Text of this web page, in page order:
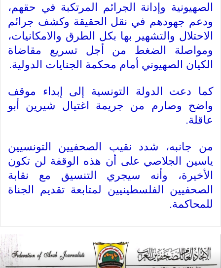
الصهيونية وإدانة الجرائم المرتكبة في حقهم،
ودعم جهودهم في نقل الحقيقة وكشف جرائم
الاحتلال والتشهير بها بكل الطرق والامكانيات،
ومواصلة الضغط من أجل تسريع مقاضاة
الكيان الصهيوني أمام محكمة الجنايات الدولية.
كما دعت الدولة التونسية إلى إبداء موقف
واضح وصارم من جريمة اغتيال شيرين أبو
عاقلة.
من جانبه، شدد نقيب الصحفيين التونسيين
ياسين الجلاصي على أن هذه الوقفة لن تكون
الأخيرة، وأنه سيجري التنسيق مع نقابة
الصحفيين الفلسطينيين لمتابعة تقديم الجناة
للمحاكمة.